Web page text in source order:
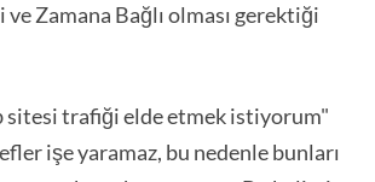
Zamana Bağlı olması gerektiği
sitesi trafiği elde etmek istiyorum"
işe yaramaz, bu nedenle bunları